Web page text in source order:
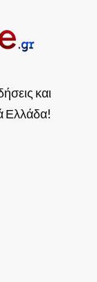
και
Ελλάδα!